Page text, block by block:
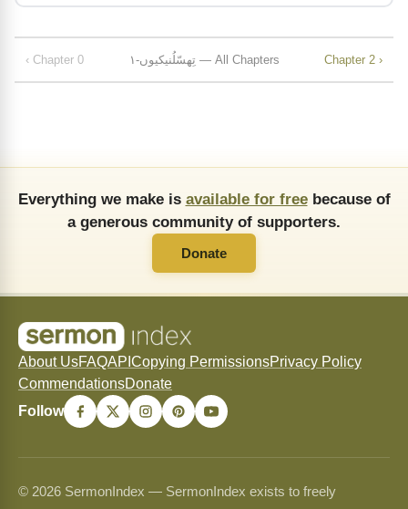
‹ Chapter 0 ۱-تِھسّلُنیکیوں — All Chapters Chapter 2 ›
Everything we make is available for freebecause of
a generous community of supporters.
Donate
About UsFAQAPI Copying PermissionsPrivacy Policy
CommendationsDonate
Follow
© 2026 SermonIndex — SermonIndex exists to freely